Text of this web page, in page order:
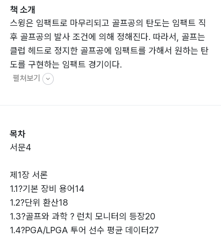
책 소개
스윙은 임팩트로 마무리되고 골프공의 탄도는 임팩트 직
후 골프공의 발사 조건에 의해 정해진다. 따라서, 골프는
클럽 헤드로 정지한 골프공에 임팩트를 가해서 원하는 탄
도를 구현하는 임팩트 경기이다.
펼쳐보기
목차
서문4
제1장 서론
1.1?기본 장비 용어14
1.2?단위 환산18
1.3?골프와 과학 ? 런치 모니터의 등장20
1.4?PGA/LPGA 투어 선수 평균 데이터27